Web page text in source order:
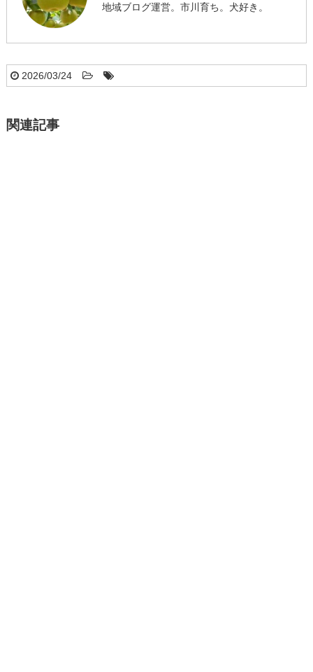
地域ブログ運営。市川育ち。犬好き。
2026/03/24
関連記事